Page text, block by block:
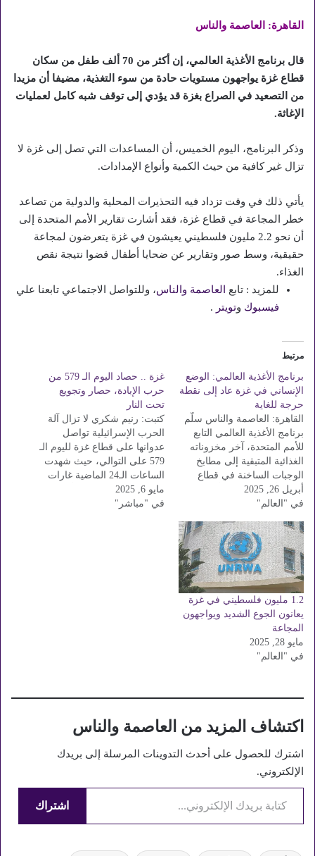
القاهرة: العاصمة والناس
قال برنامج الأغذية العالمي، إن أكثر من 70 ألف طفل من سكان
قطاع غزة يواجهون مستويات حادة من سوء التغذية، مضيفا أن مزيدا
من التصعيد في الصراع بغزة قد يؤدي إلى توقف شبه كامل لعمليات
الإغاثة.
وذكر البرنامج، اليوم الخميس، أن المساعدات التي تصل إلى غزة لا
تزال غير كافية من حيث الكمية وأنواع الإمدادات.
يأتي ذلك في وقت تزداد فيه التحذيرات المحلية والدولية من تصاعد
خطر المجاعة في قطاع غزة، فقد أشارت تقارير الأمم المتحدة إلى
أن نحو 2.2 مليون فلسطيني يعيشون في غزة يتعرضون لمجاعة
حقيقية، وسط صور وتقارير عن ضحايا أطفال قضوا نتيجة نقص
الغذاء.
للمزيد : تابع
العاصمة والناس، وللتواصل الاجتماعي تابعنا علي
فيسبوك وتويتر .
مرتبط
برنامج الأغذية العالمي: الوضع
الإنساني في غزة عاد إلى نقطة
حرجة للغاية
القاهرة: العاصمة والناس سلّم
برنامج الأغذية العالمي التابع
للأمم المتحدة، آخر مخزوناته
الغذائية المتبقية إلى مطابخ
الوجبات الساخنة في قطاع
غزة. وأعلن البرنامج أنه استنفد
تماماً كافة الإمدادات المخصصة
المعابر ومنع دخول المساعدات
الإنسانية منذ نحو شهرين. وقال
البرنامج في بيان إن المطابخ
الميدانية التي ما…
أبريل 26, 2025
في "العالم"
غزة .. حصاد اليوم الـ 579 من
حرب الإبادة، حصار وتجويع
تحت النار
كتبت: رنيم شكري لا تزال آلة
الحرب الإسرائيلية تواصل
عدوانها على قطاع غزة لليوم الـ
579 على التوالي، حيث شهدت
الساعات الـ24 الماضية غارات
جوية مكثفة استهدفت أحياء
سكنية في رفح وخانيونس ودير
مايو 6, 2025
في "مباشر"
1.2 مليون فلسطيني في غزة
يعانون الجوع الشديد ويواجهون
المجاعة
مايو 28, 2025
في "العالم"
اكتشاف المزيد من العاصمة والناس
اشترك للحصول على أحدث التدوينات المرسلة إلى بريدك
الإلكتروني.
كتابة بريدك الإلكتروني...
اشتراك